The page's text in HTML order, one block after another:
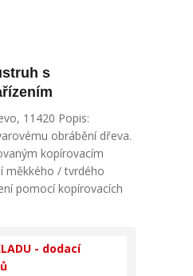
s
11420 Popis:
obrábění dřeva.
kopírovacím
měkkého / tvrdého
pomocí kopírovacích
- dodací